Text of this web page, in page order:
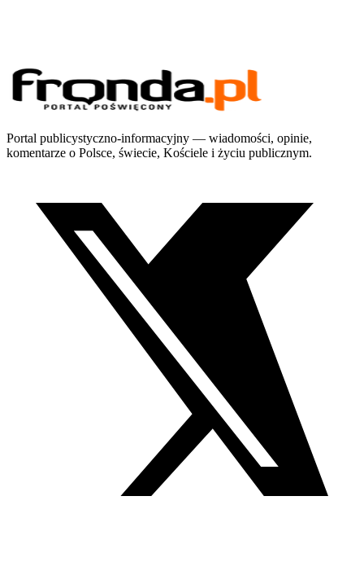
Portal publicystyczno-informacyjny — wiadomości, opinie,
komentarze o Polsce, świecie, Kościele i życiu publicznym.